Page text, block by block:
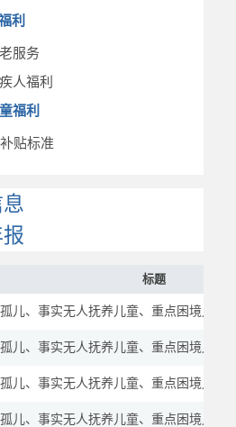
利
服务
人福利
福利
补贴标准
发放情况
险
康
化体育
理
标题
儿、事实无人抚养儿童、重点困境儿童
儿、事实无人抚养儿童、重点困境儿童
儿、事实无人抚养儿童、重点困境儿童
儿、事实无人抚养儿童、重点困境儿童